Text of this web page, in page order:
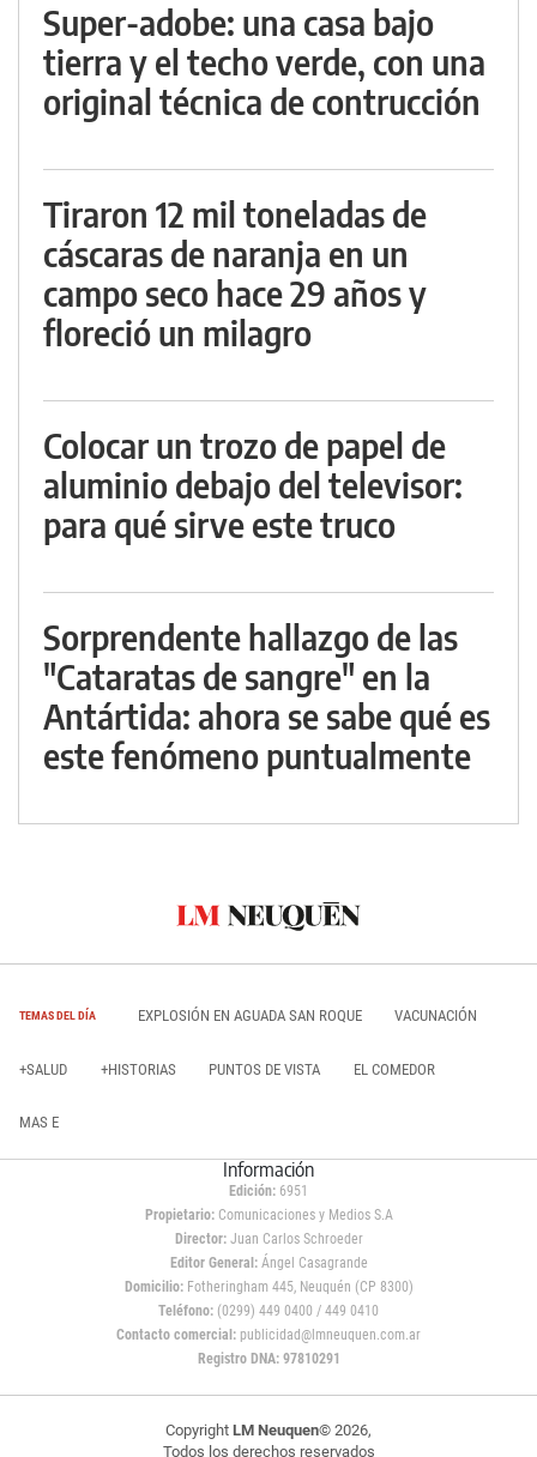
Super-adobe: una casa bajo
tierra y el techo verde, con una
original técnica de contrucción
Tiraron 12 mil toneladas de
cáscaras de naranja en un
campo seco hace 29 años y
floreció un milagro
Colocar un trozo de papel de
aluminio debajo del televisor:
para qué sirve este truco
Sorprendente hallazgo de las
"Cataratas de sangre" en la
Antártida: ahora se sabe qué es
este fenómeno puntualmente
TEMAS DEL DÍA EXPLOSIÓN EN AGUADA SAN ROQUE VACUNACIÓN
+SALUD +HISTORIAS PUNTOS DE VISTA EL COMEDOR
MAS E
Información
Edición: 6951
Propietario:Comunicaciones y Medios S.A
Director: Juan Carlos Schroeder
Editor General:Ángel Casagrande
Domicilio:Fotheringham 445, Neuquén (CP 8300)
Teléfono: (0299) 449 0400 / 449 0410
Contacto comercial: publicidad@lmneuquen.com.ar
Registro DNA: 97810291
Copyright LM Neuquen© 2026,
Todos los derechos reservados